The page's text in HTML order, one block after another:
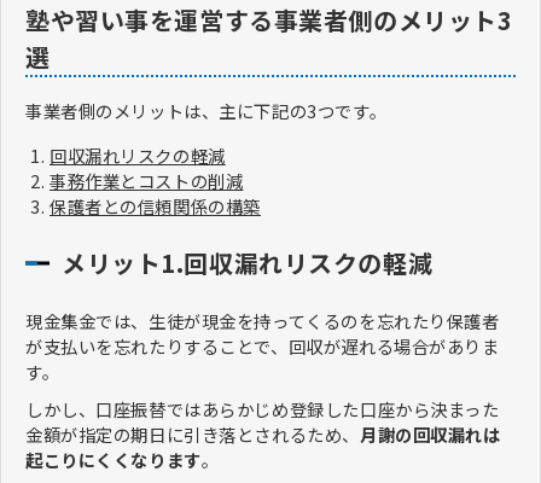
塾や習い事を運営する事業者側のメリット3
選
事業者側のメリットは、主に下記の3つです。
回収漏れリスクの軽減
事務作業とコストの削減
保護者との信頼関係の構築
メリット1.回収漏れリスクの軽減
現金集金では、生徒が現金を持ってくるのを忘れたり保護者
が支払いを忘れたりすることで、回収が遅れる場合がありま
す。
しかし、口座振替ではあらかじめ登録した口座から決まった
金額が指定の期日に引き落とされるため、 月謝の回収漏れは
起こりにくくなります。